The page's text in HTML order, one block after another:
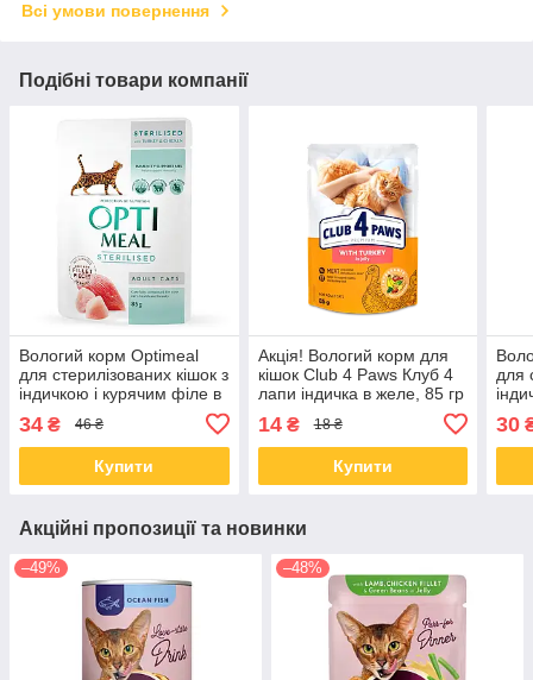
Всі умови повернення
Подібні товари компанії
Вологий корм Optimeal
для стерилізованих кішок з
індичкою і курячим філе в
34 ₴ 46 ₴
Купити
Акція! Вологий корм для
кішок Club 4 Paws Клуб 4
лапи індичка в желе, 85 гр
14₴ 18 ₴
Купити
для
30
Акційні пропозиції та новинки
–49% –48%